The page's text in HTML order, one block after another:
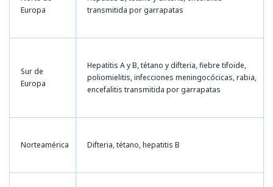
Europa
transmitida por garrapatas
Sur de
Europa
Hepatitis A y B, tétano y difteria, fiebre tifoide,
poliomielitis, infecciones meningocócicas, rabia,
encefalitis transmitida por garrapatas
Norteamérica Difteria, tétano, hepatitis B